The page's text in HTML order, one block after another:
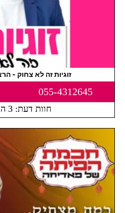
זוגיות זה לא צחוק -
055-4312645
חוות דעת: 3 המלצות.